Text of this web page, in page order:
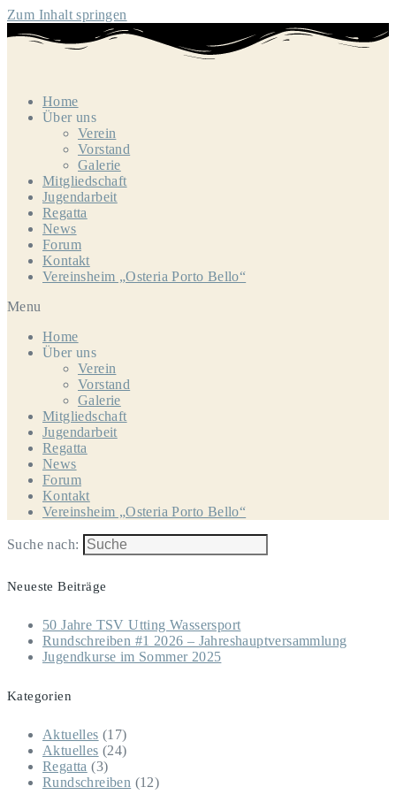
Zum Inhalt springen
Home
Über uns
Verein
Vorstand
Galerie
Mitgliedschaft
Jugendarbeit
Regatta
News
Forum
Kontakt
Vereinsheim „Osteria Porto Bello“
Menu
Home
Über uns
Verein
Vorstand
Galerie
Mitgliedschaft
Jugendarbeit
Regatta
News
Forum
Kontakt
Vereinsheim „Osteria Porto Bello“
Suche nach:
Neueste Beiträge
50 Jahre TSV Utting Wassersport
Rundschreiben #1 2026 – Jahreshauptversammlung
Jugendkurse im Sommer 2025
Kategorien
Aktuelles (17)
Aktuelles (24)
Regatta (3)
Rundschreiben (12)